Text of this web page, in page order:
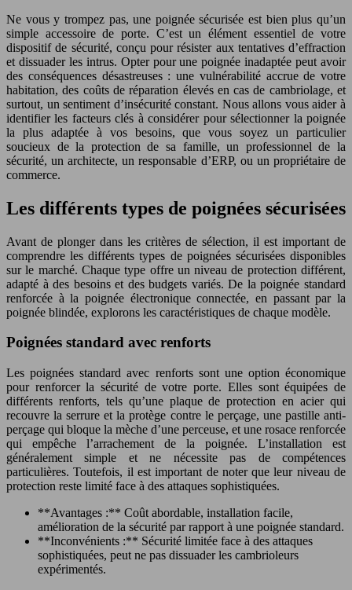
Ne vous y trompez pas, une poignée sécurisée est bien plus qu’un
simple accessoire de porte. C’est un élément essentiel de votre
dispositif de sécurité, conçu pour résister aux tentatives d’effraction
et dissuader les intrus. Opter pour une poignée inadaptée peut avoir
des conséquences désastreuses : une vulnérabilité accrue de votre
habitation, des coûts de réparation élevés en cas de cambriolage, et
surtout, un sentiment d’insécurité constant. Nous allons vous aider à
identifier les facteurs clés à considérer pour sélectionner la poignée
la plus adaptée à vos besoins, que vous soyez un particulier
soucieux de la protection de sa famille, un professionnel de la
sécurité, un architecte, un responsable d’ERP, ou un propriétaire de
commerce.
Les différents types de poignées sécurisées
Avant de plonger dans les critères de sélection, il est important de
comprendre les différents types de poignées sécurisées disponibles
sur le marché. Chaque type offre un niveau de protection différent,
adapté à des besoins et des budgets variés. De la poignée standard
renforcée à la poignée électronique connectée, en passant par la
poignée blindée, explorons les caractéristiques de chaque modèle.
Poignées standard avec renforts
Les poignées standard avec renforts sont une option économique
pour renforcer la sécurité de votre porte. Elles sont équipées de
différents renforts, tels qu’une plaque de protection en acier qui
recouvre la serrure et la protège contre le perçage, une pastille anti-
perçage qui bloque la mèche d’une perceuse, et une rosace renforcée
qui empêche l’arrachement de la poignée. L’installation est
généralement simple et ne nécessite pas de compétences
particulières. Toutefois, il est important de noter que leur niveau de
protection reste limité face à des attaques sophistiquées.
**Avantages :** Coût abordable, installation facile,
amélioration de la sécurité par rapport à une poignée standard.
**Inconvénients :** Sécurité limitée face à des attaques
sophistiquées, peut ne pas dissuader les cambrioleurs
expérimentés.